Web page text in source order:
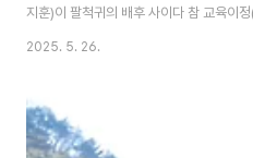
지훈)이 팔척귀의 배후 사이다 참 교육이
지 않았고, 여리(김지연 분)를 통해 팔척귀
니까요라고 하고 함께 김봉인을 관직에서
습이 보여줬죠. 그러나 분노한 풍산(김상호
죽음으로 김봉인의 마지막을 종결되었어
2025. 5. 26.